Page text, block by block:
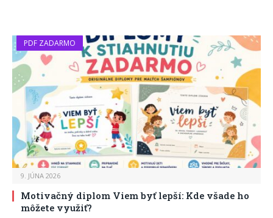
PDF ZADARMO
9. JÚNA 2026
Motivačný diplom Viem byť lepší: Kde všade ho
môžete využiť?